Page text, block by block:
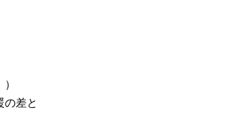
の差と